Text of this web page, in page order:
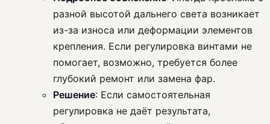
разной высотой дальнего света возникает
из-за износа или деформации элементов
крепления. Если регулировка винтами не
помогает, возможно, требуется более
глубокий ремонт или замена фар.
Решение: Если самостоятельная
регулировка не даёт результата,